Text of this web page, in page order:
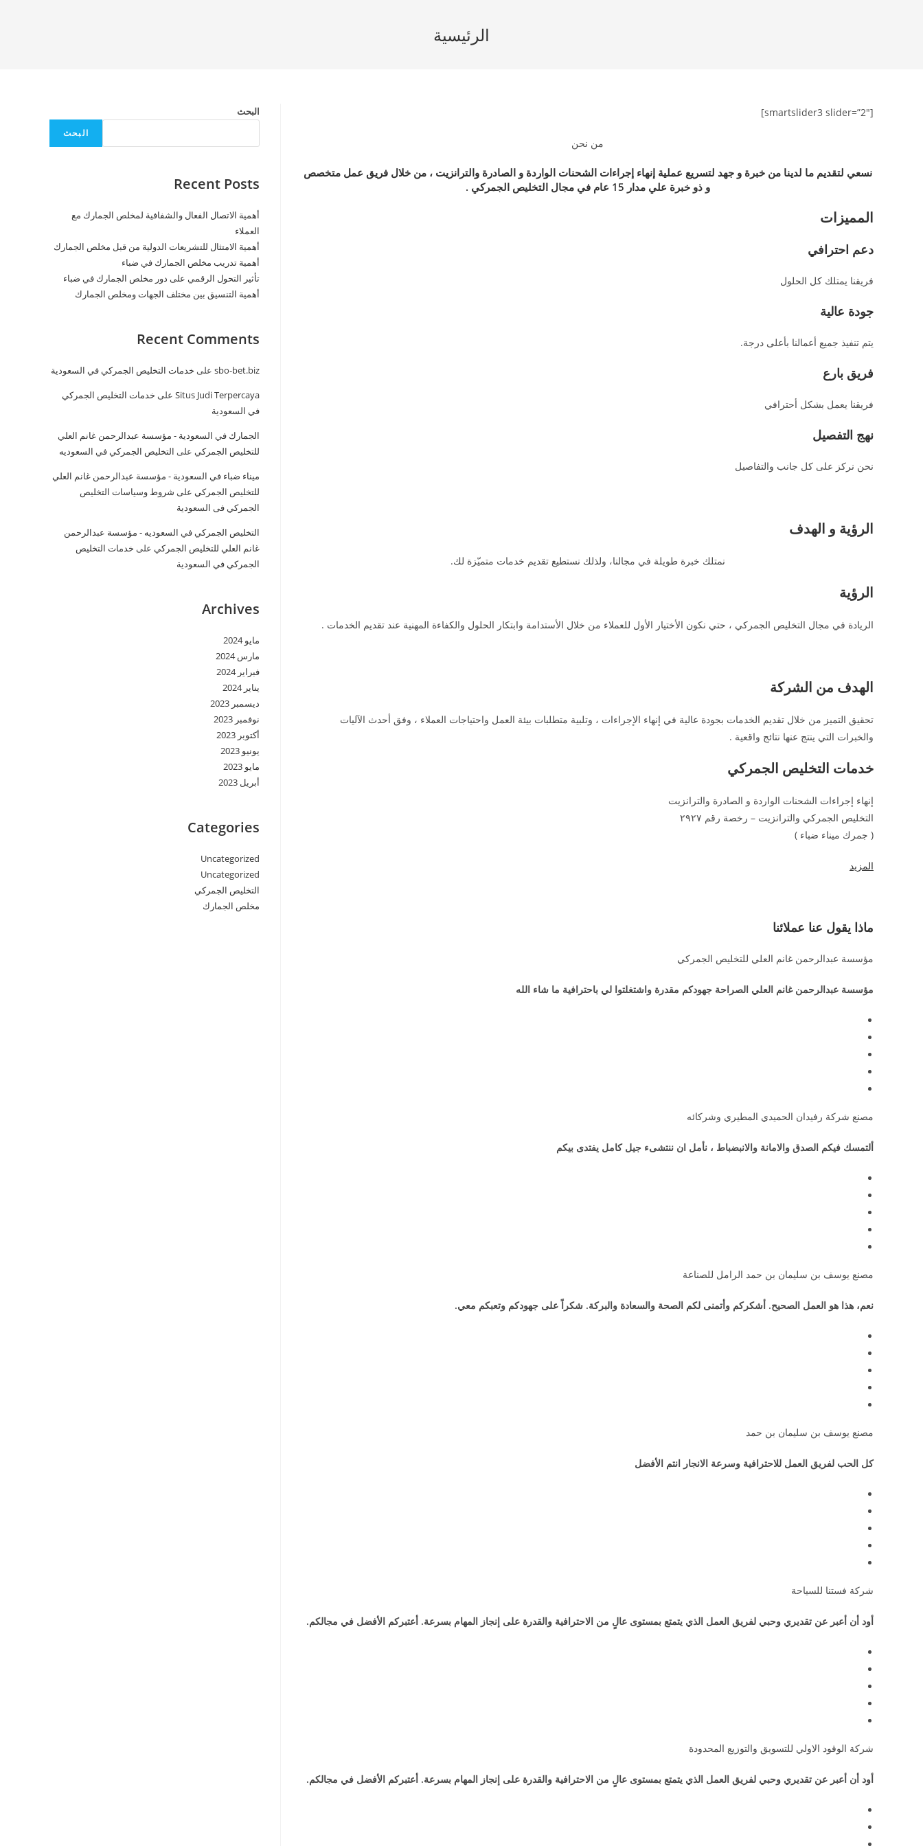
الرئيسية
[smartslider3 slider=”2″]
من نحن
نسعي لتقديم ما لدينا من خبرة و جهد لتسريع عملية إنهاء إجراءات الشحنات الواردة و الصادرة والترانزيت ، من خلال فريق عمل متخصص
و ذو خبرة علي مدار 15 عام في مجال التخليص الجمركي .
المميزات
دعم احترافي
فريقنا يمتلك كل الحلول
جودة عالية
يتم تنفيذ جميع أعمالنا بأعلى درجة.
فريق بارع
فريقنا يعمل بشكل أحترافي
نهج التفصيل
نحن نركز على كل جانب والتفاصيل
الرؤية و الهدف
نمتلك خبرة طويلة في مجالنا، ولذلك نستطيع تقديم خدمات متميّزة لك.
الرؤية
الريادة في مجال التخليص الجمركي ، حتي نكون الأختيار الأول للعملاء من خلال الأستدامة وابتكار الحلول والكفاءة المهنية عند تقديم الخدمات .
الهدف من الشركة
تحقيق التميز من خلال تقديم الخدمات بجودة عالية في إنهاء الإجراءات ، وتلبية متطلبات بيئة العمل واحتياجات العملاء ، وفق أحدث الآليات
والخبرات التي ينتج عنها نتائج واقعية .
خدمات التخليص الجمركي
إنهاء إجراءات الشحنات الواردة و الصادرة والترانزيت
التخليص الجمركي والترانزيت – رخصة رقم ٢٩٢٧
( جمرك ميناء ضباء )
المزيد
ماذا يقول عنا عملائنا
مؤسسة عبدالرحمن غانم العلي للتخليص الجمركي
مؤسسة عبدالرحمن غانم العلي الصراحة جهودكم مقدرة واشتغلتوا لي باحترافية ما شاء الله
مصنع شركة رفيدان الحميدي المطيري وشركائه
ألتمسك فيكم الصدق والامانة والانبضباط ، نأمل ان ننتشىء جيل كامل يفتدى بيكم
مصنع يوسف بن سليمان بن حمد الرامل للصناعة
نعم، هذا هو العمل الصحيح. أشكركم وأتمنى لكم الصحة والسعادة والبركة. شكراً على جهودكم وتعبكم معي.
مصنع يوسف بن سليمان بن حمد
كل الحب لفريق العمل للاحترافية وسرعة الانجار انتم الأفضل
شركة فستنا للسياحة
أود أن أعبر عن تقديري وحبي لفريق العمل الذي يتمتع بمستوى عالٍ من الاحترافية والقدرة على إنجاز المهام بسرعة. أعتبركم الأفضل في مجالكم.
شركة الوقود الاولي للتسويق والتوزيع المحدودة
أود أن أعبر عن تقديري وحبي لفريق العمل الذي يتمتع بمستوى عالٍ من الاحترافية والقدرة على إنجاز المهام بسرعة. أعتبركم الأفضل في مجالكم.
البحث
البحث
Recent Posts
أهمية الاتصال الفعال والشفافية لمخلص الجمارك مع
العملاء
أهمية الامتثال للتشريعات الدولية من قبل مخلص الجمارك
أهمية تدريب مخلص الجمارك في ضباء
تأثير التحول الرقمي على دور مخلص الجمارك في ضباء
أهمية التنسيق بين مختلف الجهات ومخلص الجمارك
Recent Comments
sbo-bet.biz على خدمات التخليص الجمركي في السعودية
Situs Judi Terpercaya على خدمات التخليص الجمركي
في السعودية
الجمارك في السعودية - مؤسسة عبدالرحمن غانم العلي
للتخليص الجمركي على التخليص الجمركي في السعوديه
ميناء ضباء في السعودية - مؤسسة عبدالرحمن غانم العلي
للتخليص الجمركي على شروط وسياسات التخليص
الجمركي فى السعودية
التخليص الجمركي في السعوديه - مؤسسة عبدالرحمن
غانم العلي للتخليص الجمركي على خدمات التخليص
الجمركي في السعودية
Archives
مايو 2024
مارس 2024
فبراير 2024
يناير 2024
ديسمبر 2023
نوفمبر 2023
أكتوبر 2023
يونيو 2023
مايو 2023
أبريل 2023
Categories
Uncategorized
Uncategorized
التخليص الجمركي
مخلص الجمارك